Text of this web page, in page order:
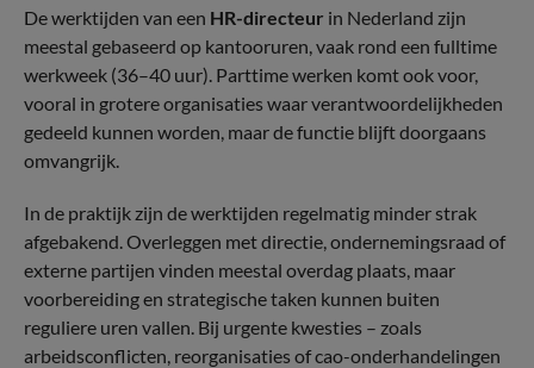
De werktijden van een HR-directeur in Nederland zijn
meestal gebaseerd op kantooruren, vaak rond een fulltime
werkweek (36–40 uur). Parttime werken komt ook voor,
vooral in grotere organisaties waar verantwoordelijkheden
gedeeld kunnen worden, maar de functie blijft doorgaans
omvangrijk.
In de praktijk zijn de werktijden regelmatig minder strak
afgebakend. Overleggen met directie, ondernemingsraad of
externe partijen vinden meestal overdag plaats, maar
voorbereiding en strategische taken kunnen buiten
reguliere uren vallen. Bij urgente kwesties – zoals
arbeidsconflicten, reorganisaties of cao-onderhandelingen